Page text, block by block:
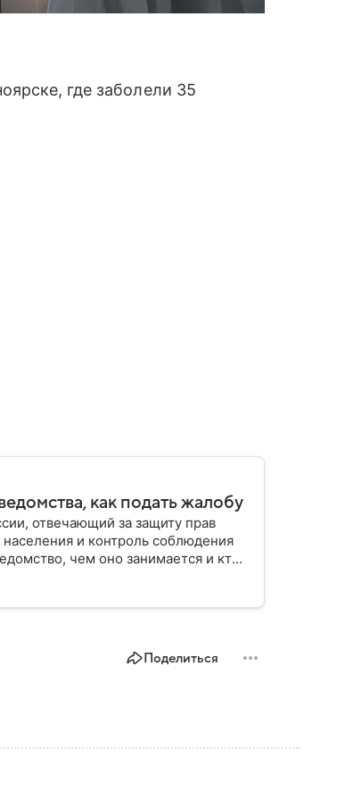
где заболели 35
как подать жалобу
отвечающий за защиту прав
и контроль соблюдения
чем оно занимается и кто
Поделиться